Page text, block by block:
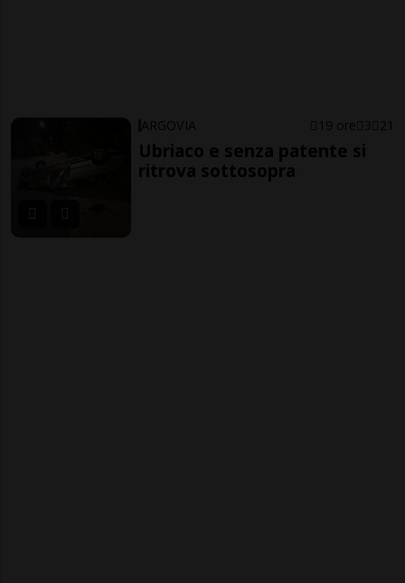
ARGOVIA 19 ore 3 21
Ubriaco e senza patente si
ritrova sottosopra